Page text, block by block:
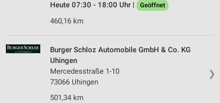
Heute 07:30 - 18:00 Uhr |
Geöffnet
460,16 km
❯
Burger Schloz Automobile GmbH & Co. KG
Uhingen
Mercedesstraße 1-10
73066 Uhingen
501,34 km